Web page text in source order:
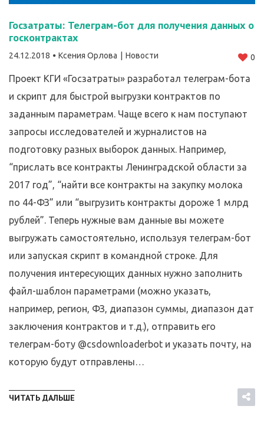
Госзатраты: Телеграм-бот для получения данных о
госконтрактах
24.12.2018 Ксения Орлова Новости 0
Проект КГИ «Госзатраты» разработал телеграм-бота
и скрипт для быстрой выгрузки контрактов по
заданным параметрам. Чаще всего к нам поступают
запросы исследователей и журналистов на
подготовку разных выборок данных. Например,
“прислать все контракты Ленинградской области за
2017 год”, “найти все контракты на закупку молока
по 44-ФЗ” или “выгрузить контракты дороже 1 млрд
рублей”. Теперь нужные вам данные вы можете
выгружать самостоятельно, используя телеграм-бот
или запуская скрипт в командной строке. Для
получения интересующих данных нужно заполнить
файл-шаблон параметрами (можно указать,
например, регион, ФЗ, диапазон суммы, диапазон дат
заключения контрактов и т.д.), отправить его
телеграм-боту @csdownloaderbot и указать почту, на
которую будут отправлены…
ЧИТАТЬ ДАЛЬШЕ